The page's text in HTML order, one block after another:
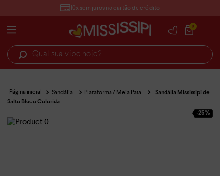
10x sem juros no cartão de crédito
0
Qual sua vibe hoje?
Sandália Plataforma / Meia Pata
Sandália Mississipi de
Salto Bloco Colorida
-25%